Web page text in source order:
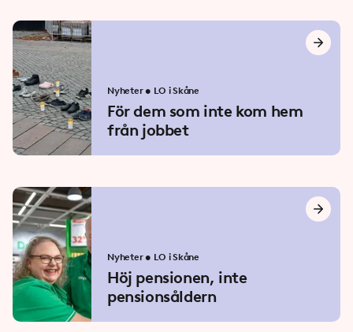
Nyheter • LO i Skåne
För dem som inte kom hem
från jobbet
Nyheter • LO i Skåne
Höj pensionen, inte
pensionsåldern